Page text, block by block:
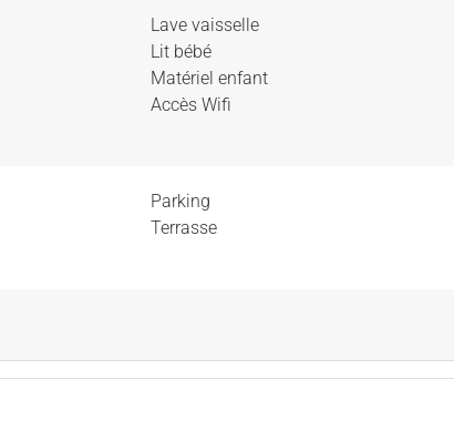
Lave vaisselle
Lit bébé
Matériel enfant
Accès Wifi
Parking
Terrasse